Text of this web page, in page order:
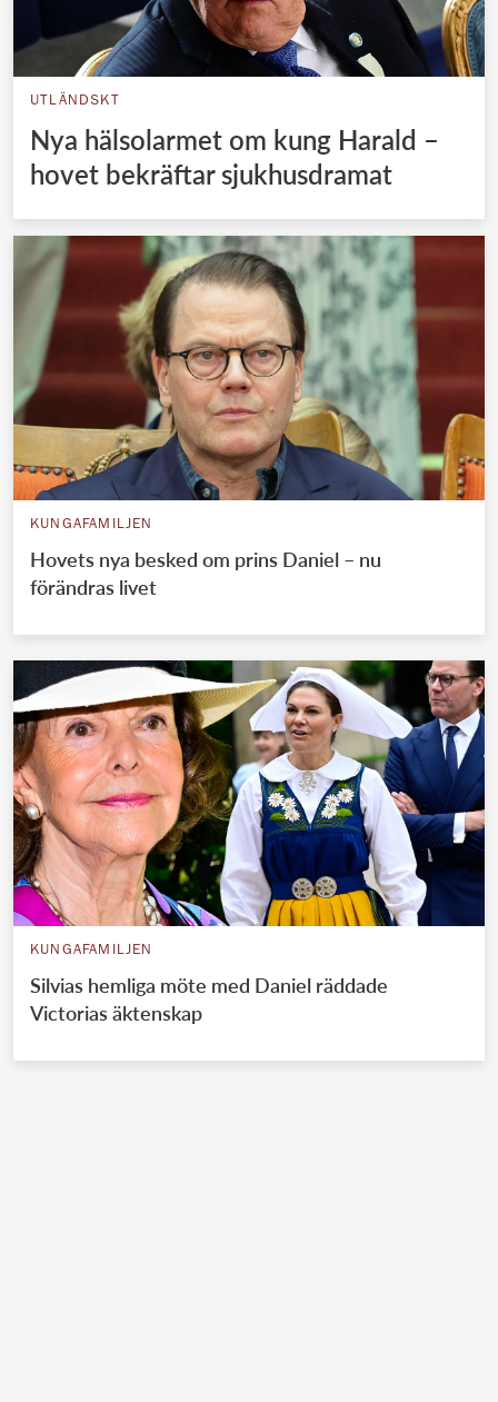
UTLÄNDSKT
Nya hälsolarmet om kung Harald –
hovet bekräftar sjukhusdramat
KUNGAFAMILJEN
Hovets nya besked om prins Daniel – nu
förändras livet
KUNGAFAMILJEN
Silvias hemliga möte med Daniel räddade
Victorias äktenskap